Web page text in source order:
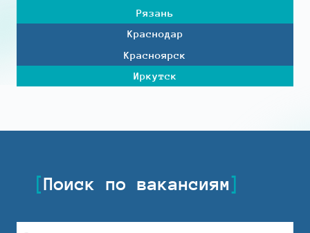
Рязань
Краснодар
Красноярск
Иркутск
Поиск по вакансиям